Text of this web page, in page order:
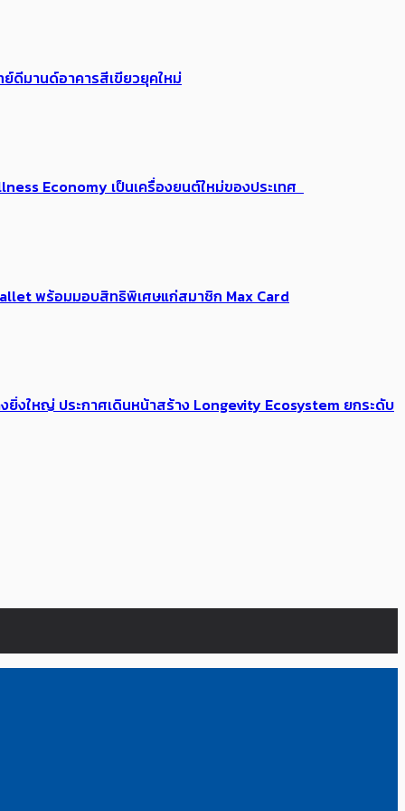
ย์ดีมานด์อาคารสีเขียวยุคใหม่
Economy เป็นเครื่องยนต์ใหม่ของประเทศ
พร้อมมอบสิทธิพิเศษแก่สมาชิก Max Card
งใหญ่ ประกาศเดินหน้าสร้าง Longevity Ecosystem ยกระดับ